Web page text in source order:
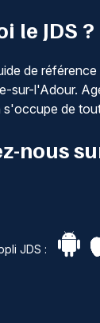
le JDS ?
de
sur-l'Adour.
s'occupe de
nous
JDS :